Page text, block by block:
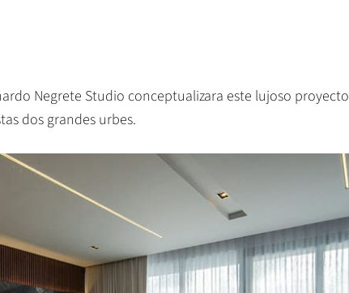
Negrete Studio conceptualizara este lujoso proyecto
dos grandes urbes.